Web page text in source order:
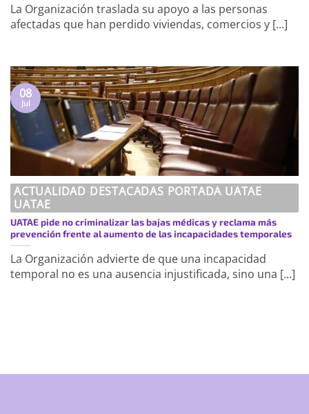
La Organización traslada su apoyo a las personas
afectadas que han perdido viviendas, comercios y [...]
ACTUALIDAD DESTACADAS PORTADA UATAE
UATAE
UATAE pide no criminalizar las bajas médicas y reclama más
prevención frente al aumento de las incapacidades temporales
La Organización advierte de que una incapacidad
temporal no es una ausencia injustificada, sino una [...]
08
Jul
best-first/